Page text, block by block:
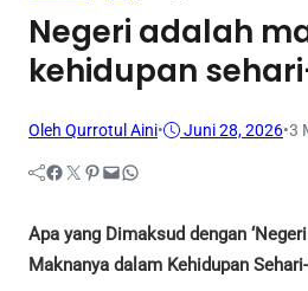
Negeri adalah
kehidupan
Oleh Qurrotul Aini• Juni 28, 2026•3
Facebook Twitter Pinterest Mail WhatsApp
Apa yang Dimaksud dengan
Maknanya dalam Kehidupan